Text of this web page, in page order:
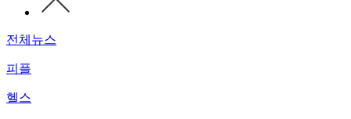
전체뉴스
피플
헬스